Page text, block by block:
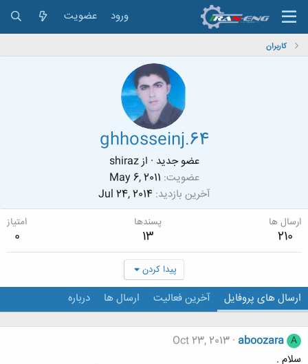
ورود عضویت
کاربران
ghhosseinj.64
عضو جدید · ازshiraz
عضویت May 6, 2011
آخرین بازدید Jul 24, 2014
ارسال ها
210
پسندها
13
امتیاز
0
پیدا کردن
ارسال های پروفایل آخرین فعالیت ارسال ها درباره
A
aboozara
Oct 23, 2013
سلام .